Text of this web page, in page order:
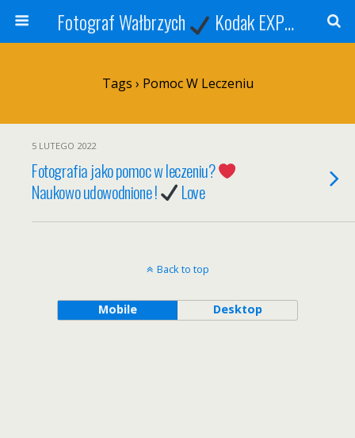
Fotograf Wałbrzych Kodak EXPRESS
Tags › Pomoc W Leczeniu
5 LUTEGO 2022
Fotografia jako pomoc w leczeniu?
Naukowo udowodnione !
Love
Back to top
Mobile Desktop